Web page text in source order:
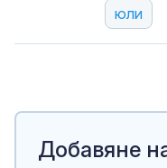
юли
Добавяне